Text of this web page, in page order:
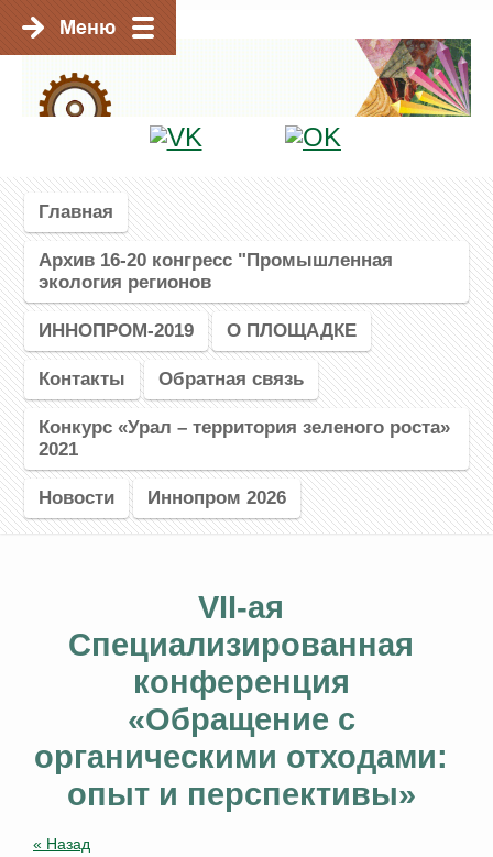
Главная
Архив 16-20 конгресс "Промышленная
экология регионов
ИННОПРОМ-2019 О ПЛОЩАДКЕ
Контакты Обратная связь
Конкурс «Урал – территория зеленого роста»
2021
Новости Иннопром 2026
VII-ая
Специализированная
конференция
«Обращение с
органическими отходами:
опыт и перспективы»
« Назад